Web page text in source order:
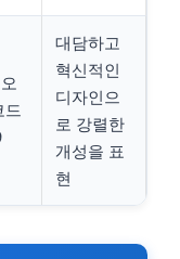
드
대담하고
혁신적인
디자인으
로 강렬한
개성을 표
현